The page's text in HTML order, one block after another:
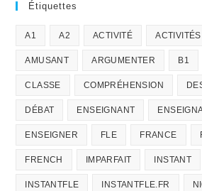
Étiquettes
A1 A2 ACTIVITÉ ACTIVITÉS
AMUSANT ARGUMENTER B1
CLASSE COMPRÉHENSION
DÉBAT ENSEIGNANT
ENSEIGNER FLE FRANCE
FRENCH IMPARFAIT INSTANT
INSTANTFLE INSTANTFLE.FR